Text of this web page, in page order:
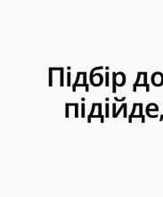
Підбір